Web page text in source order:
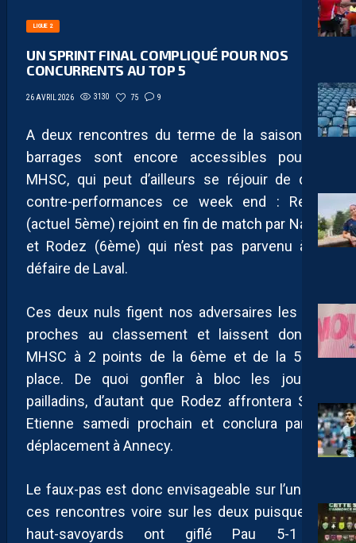
LIGUE 2
UN SPRINT FINAL COMPLIQUÉ POUR NOS
CONCURRENTS AU TOP 5
26 AVRIL 2026 3130 75 9
A deux rencontres du terme de la saison, les
barrages sont encore accessibles pour le
MHSC, qui peut d’ailleurs se réjouir de deux
contre-performances ce week end : Reims
(actuel 5ème) rejoint en fin de match par Nancy
et Rodez (6ème) qui n’est pas parvenu à se
défaire de Laval.
Ces deux nuls figent nos adversaires les plus
proches au classement et laissent donc le
MHSC à 2 points de la 6ème et de la 5ème
place. De quoi gonfler à bloc les joueurs
pailladins, d’autant que Rodez affrontera Saint
Etienne samedi prochain et conclura par un
déplacement à Annecy.
Le faux-pas est donc envisageable sur l’une de
ces rencontres voire sur les deux puisque les
haut-savoyards ont giflé Pau 5-1 et